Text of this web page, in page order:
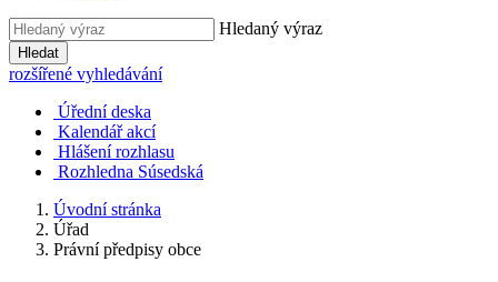
Hledaný výraz
Hledat
rozšířené vyhledávání
Úřední deska
Kalendář akcí
Hlášení rozhlasu
Rozhledna Súsedská
Úvodní stránka
Úřad
Právní předpisy obce